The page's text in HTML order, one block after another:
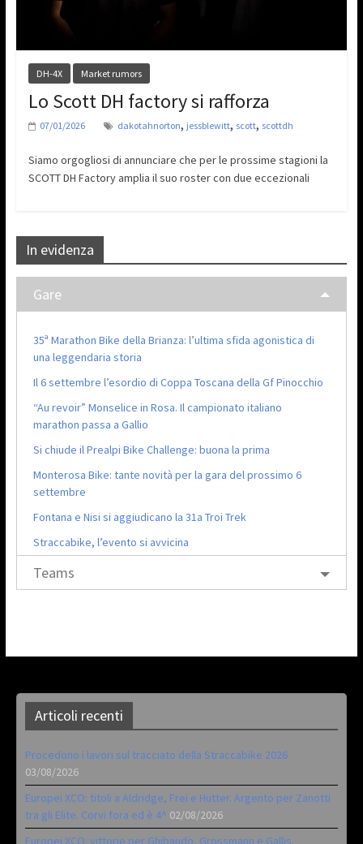
DH-4X Market rumors
Lo Scott DH factory si rafforza
07/01/2026 dakotahnorton, jessblewitt, scott, scottdh
Siamo orgogliosi di annunciare che per le prossime stagioni la
SCOTT DH Factory amplia il suo roster con due eccezionali
In evidenza
Gare
35ª Marathon Bike della Brianza: l’ultima sfida agonistica di
una leggendaria storia
Il 6 settembre l’esordio di Coppa Toscana della Gf Pinocchio
“Au revoir” Monselice in Rosa. Il campionato italiano
marathon passa a Gallio
Si chiude il Prealpi Bike Challenge: buona la prima
Monterosa Bike: tante novità per la gara del prossimo 6
settembre
Fontana e Nisi si aggiudicano la 31a Troi Trek
Straccabike, l’evento si avvicina
Teams
Articoli recenti
Procedono i lavori sul tracciato della Straccabike 2026
03/08/2026
Europei XCO: titoli a Aldridge, Frei e Hutter. Argento per Zanotti
tra gli Elite. Corvi fora ed è 4^ 02/08/2026